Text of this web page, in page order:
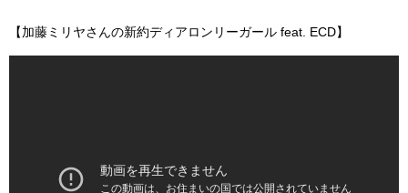
【加藤ミリヤさんの新約ディアロンリーガール feat. ECD】